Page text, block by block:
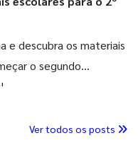
e descubra os materiais
o segundo
Ver todos os posts